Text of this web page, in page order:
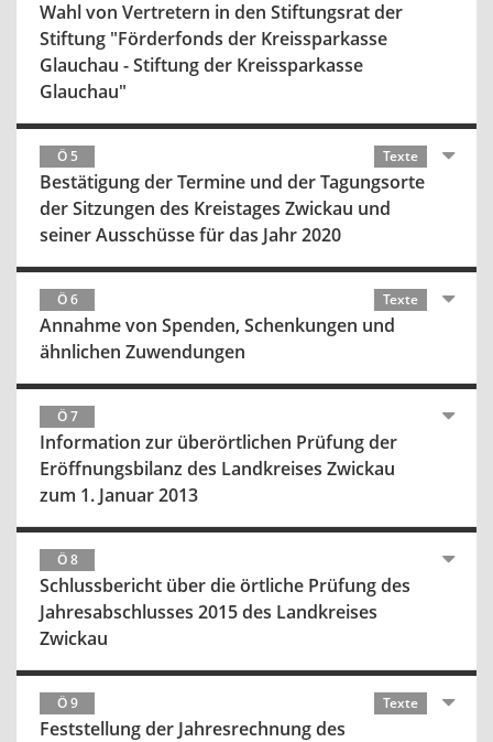
Wahl von Vertretern in den Stiftungsrat der
Stiftung "Förderfonds der Kreissparkasse
Glauchau - Stiftung der Kreissparkasse
Glauchau"
Ö 5 Texte
Bestätigung der Termine und der Tagungsorte
der Sitzungen des Kreistages Zwickau und
seiner Ausschüsse für das Jahr 2020
Ö 6 Texte
Annahme von Spenden, Schenkungen und
ähnlichen Zuwendungen
Ö 7
Information zur überörtlichen Prüfung der
Eröffnungsbilanz des Landkreises Zwickau
zum 1. Januar 2013
Ö 8
Schlussbericht über die örtliche Prüfung des
Jahresabschlusses 2015 des Landkreises
Zwickau
Ö 9 Texte
Feststellung der Jahresrechnung des